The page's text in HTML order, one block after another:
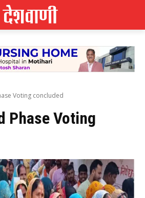
Voting concluded
Phase Voting